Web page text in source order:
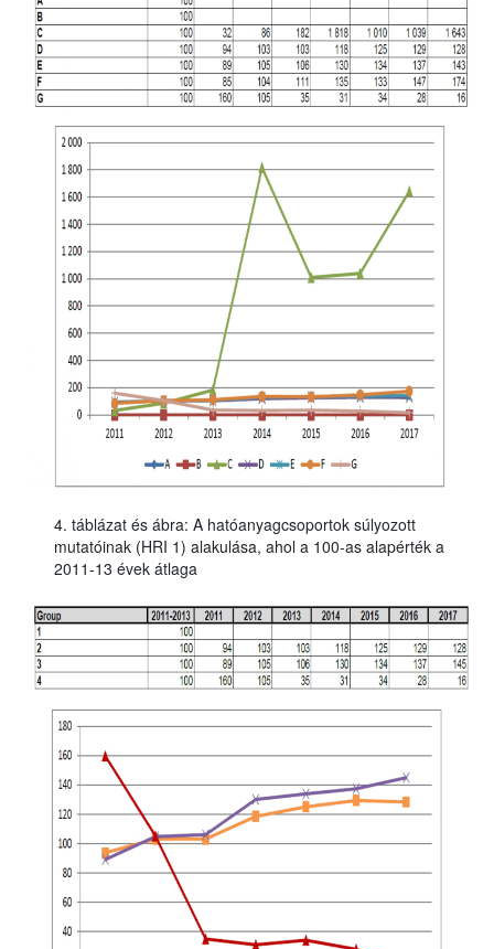
4. táblázat és ábra: A hatóanyagcsoportok súlyozott
mutatóinak (HRI 1) alakulása, ahol a 100-as alapérték a
2011-13 évek átlaga